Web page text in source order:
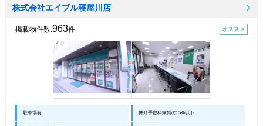
株式会社エイブル寝屋川店
掲載物件数:963件 オススメ
駐車場有 仲介手数料家賃の55%以下